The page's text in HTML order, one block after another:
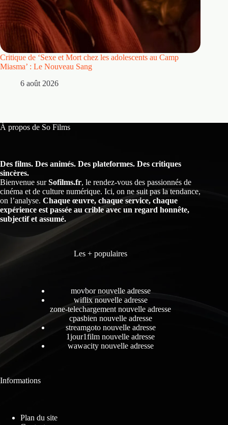
Critique de ‘Sexe et Mort chez les adolescents au Camp
Miasma’ : Le Nouveau Sang
6 août 2026
À propos de So Films
Des films. Des animés. Des plateformes. Des critiques
sincères.
Bienvenue surSofilms.fr, le rendez-vous des passionnés de
cinéma et de culture numérique. Ici, on ne suit pas la tendance,
on l’analyse. Chaque œuvre, chaque service, chaque
expérience est passée au crible avec un regard honnête,
subjectif et assumé.
Les + populaires
movbor nouvelle adresse
wiflix nouvelle adresse
zone-telechargement nouvelle adresse
cpasbien nouvelle adresse
streamgoto nouvelle adresse
1jour1film nouvelle adresse
wawacity nouvelle adresse
Informations
Plan du site